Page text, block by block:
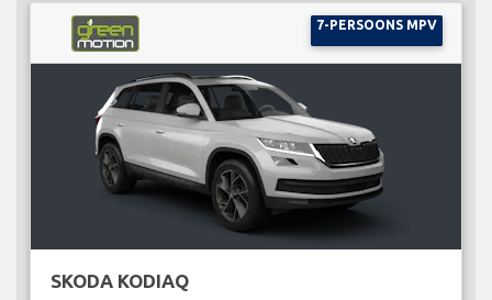
7-PERSOONS MPV
SKODA KODIAQ